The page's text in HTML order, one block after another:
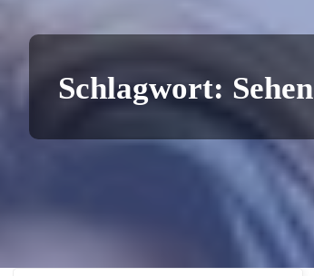
Schlagwort: Sehen